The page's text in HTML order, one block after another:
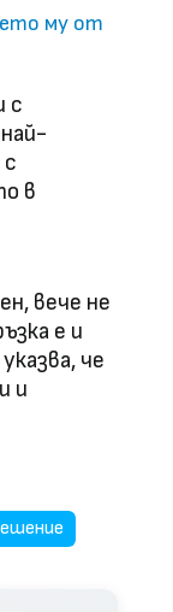
му от
с
в
вече не
е и
че
и